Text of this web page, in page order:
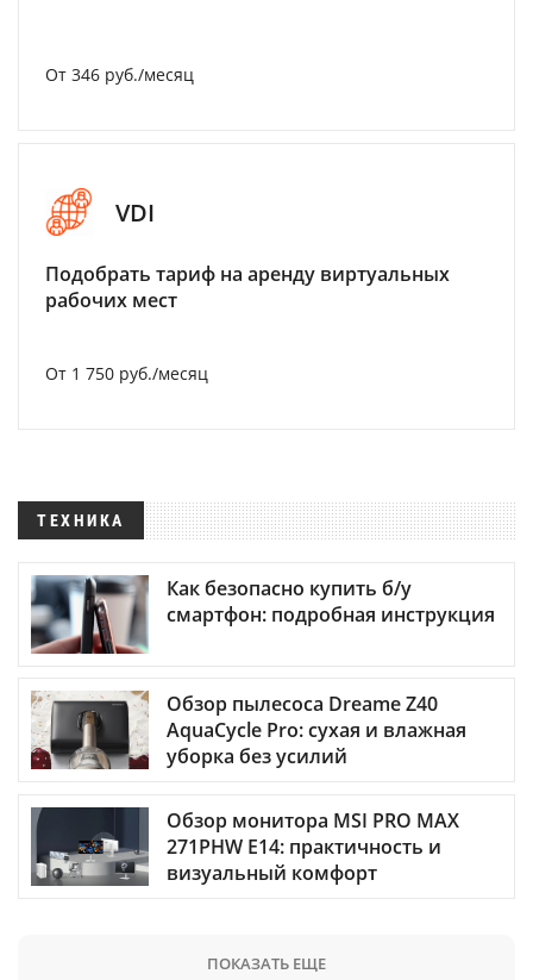
От 346 руб./месяц
VDI
Подобрать тариф на аренду виртуальных
рабочих мест
От 1 750 руб./месяц
ТЕХНИКА
Как безопасно купить б/у
смартфон: подробная инструкция
Обзор пылесоса Dreame Z40
AquaCycle Pro: сухая и влажная
уборка без усилий
Обзор монитора MSI PRO MAX
271PHW E14: практичность и
визуальный комфорт
ПОКАЗАТЬ ЕЩЕ